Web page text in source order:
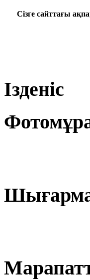
Сізге сайттағы
Ізденіс